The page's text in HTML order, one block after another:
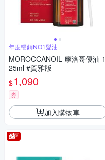
年度暢銷NO1髮油
MOROCCANOIL 摩洛哥優油 1
25ml #賀雅版
$1,090
券
加入購物車